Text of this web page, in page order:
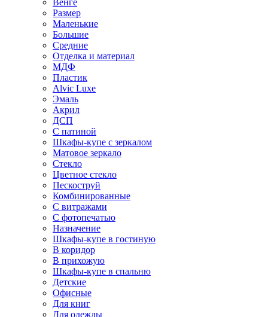
Венге
Размер
Маленькие
Большие
Средние
Отделка и материал
МДФ
Пластик
Alvic Luxe
Эмаль
Акрил
ДСП
С патиной
Шкафы-купе с зеркалом
Матовое зеркало
Стекло
Цветное стекло
Пескоструй
Комбинированные
С витражами
С фотопечатью
Назначение
Шкафы-купе в гостиную
В коридор
В прихожую
Шкафы-купе в спальню
Детские
Офисные
Для книг
Для одежды